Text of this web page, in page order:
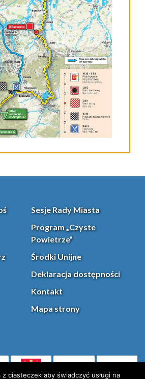
Sesje Rady Miasta
Program „Czyste
Powietrze”
Środki Unijne
Deklaracja dostępności
Kontakt
Mapa strony
się w nowej karcie)
ciasteczek aby świadczyć usługi na